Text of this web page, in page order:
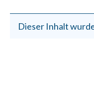
Dieser Inhalt